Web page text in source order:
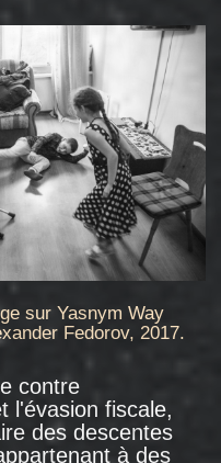
militaires
pris
même
à la